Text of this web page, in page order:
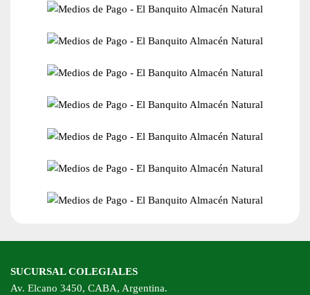
SUCURSAL COLEGIALES
Av. Elcano 3450, CABA, Argentina.